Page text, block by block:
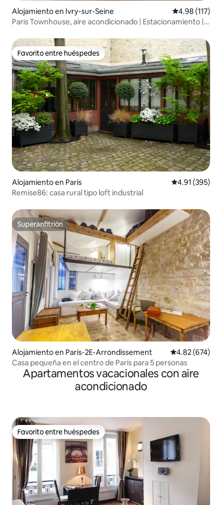
Alojamiento en Ivry-sur-Seine Calificación
4.98 (117)
Paris Townhouse, aire acondicionado | Estacionamiento |
Favorito entre huéspedes
Favorito entre huéspedes
Alojamiento en París Calificación
4.91 (395)
Remise86: casa rural tipo loft industrial
Superanfitrión
Superanfitrión
Alojamiento en Paris-2E-Arrondissement Calificación
4.82 (674)
Casa pequeña en el centro de París para 5 personas
Apartamentos vacacionales con aire
acondicionado
Favorito entre huéspedes
Favorito entre huéspedes